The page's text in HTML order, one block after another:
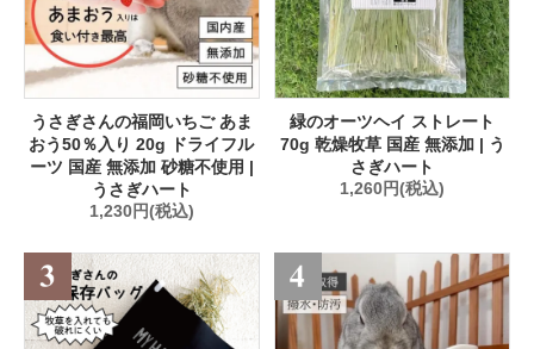
うさぎさんの福岡いちご あま
おう50％入り 20g ドライフル
ーツ 国産 無添加 砂糖不使用 |
うさぎハート
1,230円(税込)
緑のオーツヘイ ストレート
70g 乾燥牧草 国産 無添加 | う
さぎハート
1,260円(税込)